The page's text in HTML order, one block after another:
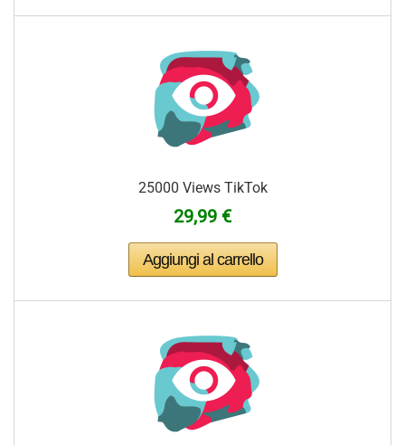
25000 Views TikTok
29,99 €